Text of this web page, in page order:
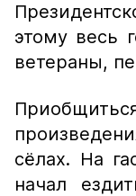
этому весь
ветераны,
сёлах. На
начал